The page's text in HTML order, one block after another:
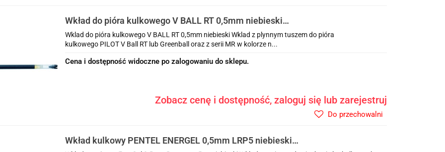
Wkład do pióra kulkowego V BALL RT 0,5mm niebieski
BLS-VB5RT-L PILOT
Wklad do pióra kulkowego V BALL RT 0,5mm niebieski Wklad z plynnym tuszem do pióra
kulkowego PILOT V Ball RT lub Greenball oraz z serii MR w kolorze n...
Cena i dostępność widoczne po zalogowaniu do sklepu.
Zobacz cenę i dostępność, zaloguj się lub zarejestruj
Do przechowalni
Wkład kulkowy PENTEL ENERGEL 0,5mm LRP5 niebieski